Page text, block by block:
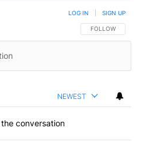
FOLLOW THIS
FOLLOW
LOG IN SIGN UP
NEWEST
conversation